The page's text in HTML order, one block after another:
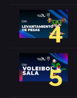
4
5